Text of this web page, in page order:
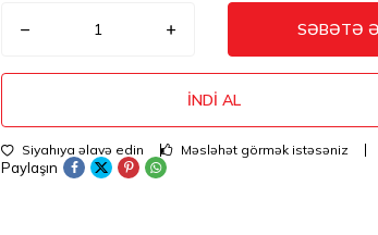
SƏBƏTƏ
İNDI AL
Siyahıya əlavə edin Məsləhət görmək istəsəniz
Paylaşın